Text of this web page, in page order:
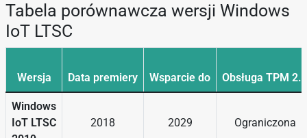
Tabela porównawcza wersji Windows
IoT LTSC
Wersja Data premiery Wsparcie do Obsługa TPM 2.0
Windows
IoT LTSC
2018 2029 Ograniczona